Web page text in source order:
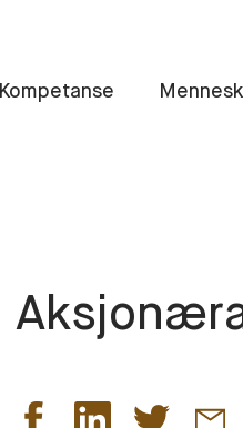
Kompetanse